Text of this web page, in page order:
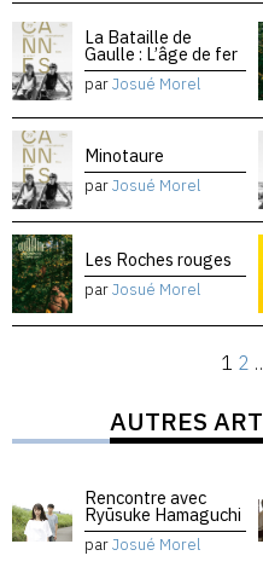
La Bataille de
Gaulle : L’âge de fer
parJosué Morel
Minotaure
parJosué Morel
Les Roches rouges
parJosué Morel
1 2
AUTRES
Rencontre avec
Ryūsuke Hamaguchi
parJosué Morel